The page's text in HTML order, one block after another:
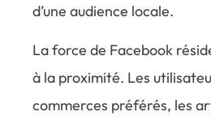
d’une audience locale.
La force de Facebook
à la proximité. Les
commerces préférés, les